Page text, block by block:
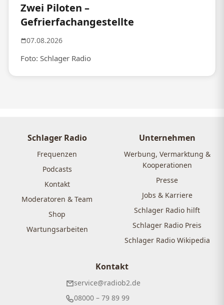
Zwei Piloten –
Gefrierfachangestellte
07.08.2026
Foto: Schlager Radio
Schlager Radio
Frequenzen
Podcasts
Kontakt
Moderatoren & Team
Shop
Wartungsarbeiten
Unternehmen
Werbung, Vermarktung &
Kooperationen
Presse
Jobs & Karriere
Schlager Radio hilft
Schlager Radio Preis
Schlager Radio Wikipedia
Kontakt
service@radiob2.de
08000 – 79 89 99